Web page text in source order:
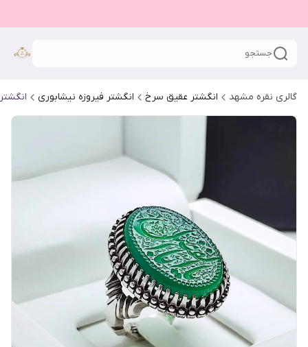
جستجو
گالری نقره مشهد انگشتر عقیق سرخ انگشتر فیروزه نیشابوری